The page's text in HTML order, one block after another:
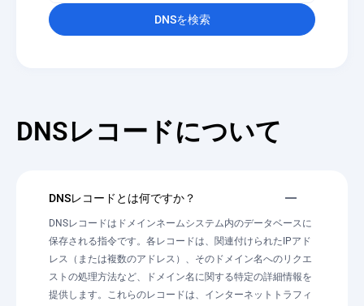
DNSを検索
DNSレコードについて
DNSレコードとは何ですか？
DNSレコードはドメインネームシステム内のデータベースに
保存される指令です。各レコードは、関連付けられたIPアド
レス（または複数のアドレス）、そのドメイン名へのリクエ
ストの処理方法など、ドメイン名に関する特定の詳細情報を
提供します。これらのレコードは、インターネットトラフィ